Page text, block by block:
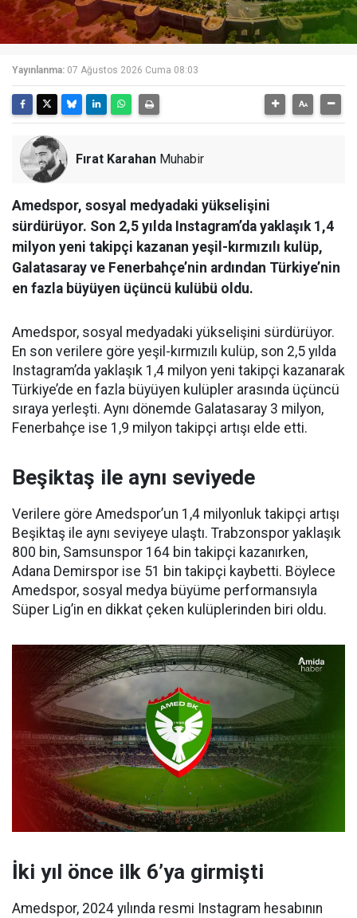
Yayınlanma: 07 Ağustos 2026 Cuma 08:03
Fırat Karahan Muhabir
Amedspor, sosyal medyadaki yükselişini
sürdürüyor. Son 2,5 yılda Instagram’da yaklaşık 1,4
milyon yeni takipçi kazanan yeşil-kırmızılı kulüp,
Galatasaray ve Fenerbahçe’nin ardından Türkiye’nin
en fazla büyüyen üçüncü kulübü oldu.
Amedspor, sosyal medyadaki yükselişini sürdürüyor.
En son verilere göre yeşil-kırmızılı kulüp, son 2,5 yılda
Instagram’da yaklaşık 1,4 milyon yeni takipçi kazanarak
Türkiye’de en fazla büyüyen kulüpler arasında üçüncü
sıraya yerleşti. Aynı dönemde Galatasaray 3 milyon,
Fenerbahçe ise 1,9 milyon takipçi artışı elde etti.
Beşiktaş ile aynı seviyede
Verilere göre Amedspor’un 1,4 milyonluk takipçi artışı
Beşiktaş ile aynı seviyeye ulaştı. Trabzonspor yaklaşık
800 bin, Samsunspor 164 bin takipçi kazanırken,
Adana Demirspor ise 51 bin takipçi kaybetti. Böylece
Amedspor, sosyal medya büyüme performansıyla
Süper Lig’in en dikkat çeken kulüplerinden biri oldu.
İki yıl önce ilk 6’ya girmişti
Amedspor, 2024 yılında resmi Instagram hesabının